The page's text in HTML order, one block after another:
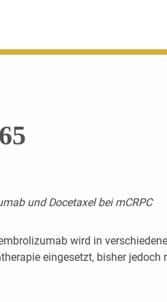
und Docetaxel bei mCRPC
wird in
eingesetzt, bisher jedoch